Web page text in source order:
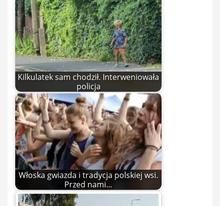
Kilkulatek sam chodził. Interweniowała
policja
Włoska gwiazda i tradycja polskiej wsi.
Przed nami…